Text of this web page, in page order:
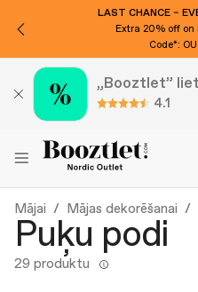
LAST CHANCE –
Extra 20% off
Code*:
„Booztlet”
4.1
Mājai Mājas dekorēšanai
Puķu podi
29 produktu